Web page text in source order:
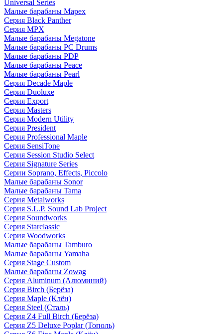
Universal Series
Малые барабаны Mapex
Серия Black Panther
Серия MPX
Малые барабаны Megatone
Малые барабаны PC Drums
Малые барабаны PDP
Малые барабаны Peace
Малые барабаны Pearl
Серия Decade Maple
Серия Duoluxe
Серия Export
Серия Masters
Серия Modern Utility
Серия President
Серия Professional Maple
Серия SensiTone
Серия Session Studio Select
Серия Signature Series
Серии Soprano, Effects, Piccolo
Малые барабаны Sonor
Малые барабаны Tama
Серия Metalworks
Серия S.L.P. Sound Lab Project
Серия Soundworks
Серия Starclassic
Серия Woodworks
Малые барабаны Tamburo
Малые барабаны Yamaha
Серия Stage Custom
Малые барабаны Zowag
Серия Aluminum (Алюминий)
Серия Birch (Берёза)
Серия Maple (Клён)
Серия Steel (Сталь)
Серия Z4 Full Birch (Берёза)
Серия Z5 Deluxe Poplar (Тополь)